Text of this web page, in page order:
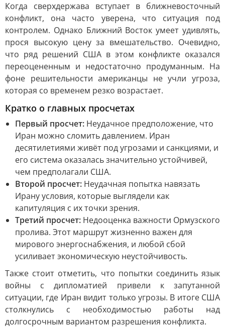
Когда сверхдержава вступает в ближневосточный
конфликт, она часто уверена, что ситуация под
контролем. Однако Ближний Восток умеет удивлять,
прося высокую цену за вмешательство. Очевидно,
что ряд решений США в этом конфликте оказался
переоцененным и недостаточно продуманным. На
фоне решительности американцы не учли угроза,
которая со временем резко возрастает.
Кратко о главных просчетах
Первый просчет: Неудачное предположение, что
Иран можно сломить давлением. Иран
десятилетиями живёт под угрозами и санкциями, и
его система оказалась значительно устойчивей,
чем предполагали США.
Второй просчет: Неудачная попытка навязать
Ирану условия, которые выглядели как
капитуляция с их точки зрения.
Третий просчет: Недооценка важности Ормузского
пролива. Этот маршрут жизненно важен для
мирового энергоснабжения, и любой сбой
усиливает экономическую неустойчивость.
Также стоит отметить, что попытки соединить язык
войны с дипломатией привели к запутанной
ситуации, где Иран видит только угрозы. В итоге США
столкнулись с необходимостью работы над
долгосрочным вариантом разрешения конфликта.